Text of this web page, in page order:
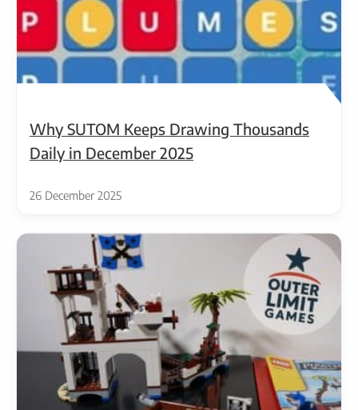
Why SUTOM Keeps Drawing Thousands
Daily in December 2025
26 December 2025